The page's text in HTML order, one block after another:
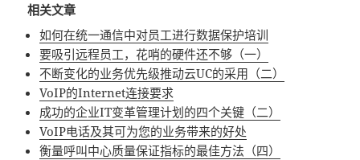
相关文章
如何在统一通信中对员工进行数据保护培训
要吸引远程员工，花哨的硬件还不够（一）
不断变化的业务优先级推动云UC的采用（二）
VoIP的Internet连接要求
成功的企业IT变革管理计划的四个关键（二）
VoIP电话及其可为您的业务带来的好处
衡量呼叫中心质量保证指标的最佳方法（四）